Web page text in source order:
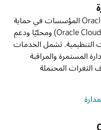
تساعد خدمات الأمان المُدارة من Oracle المؤسسات في حماية
البيانات عبر البنية التحتية من Oracle Cloud (OCI) ومحليًا ودعم
التنظيمية. تشمل الخدمات
المستمرة والمراقبة
الثغرات المحتملة